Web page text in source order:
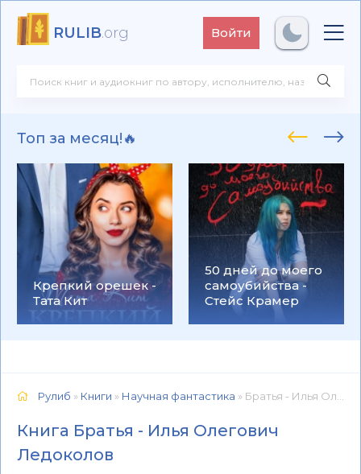
RULIB.org Войти
Топ за месяц!🔥
Крепкий орешек -
Тата Кит
50 дней до моего
самоубийства -
Стейс Крамер
Рулиб » Книги » Научная фантастика » Братья - Илья Олегович Ледоколов 📕 - Книга онлайн бесплатно
Книга Братья - Илья Олегович
Ледоколов